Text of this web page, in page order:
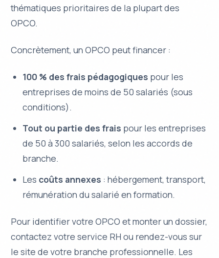
thématiques prioritaires de la plupart des
OPCO.
Concrètement, un OPCO peut financer :
100 % des frais pédagogiques pour les
entreprises de moins de 50 salariés (sous
conditions).
Tout ou partie des frais pour les entreprises
de 50 à 300 salariés, selon les accords de
branche.
Les coûts annexes : hébergement, transport,
rémunération du salarié en formation.
Pour identifier votre OPCO et monter un dossier,
contactez votre service RH ou rendez-vous sur
le site de votre branche professionnelle. Les